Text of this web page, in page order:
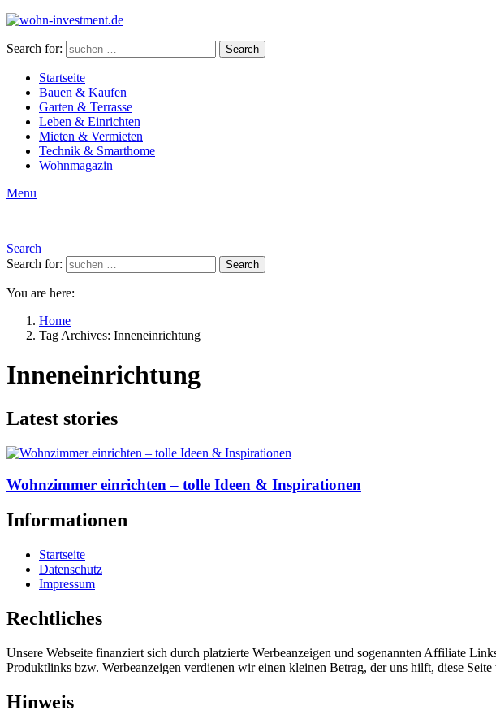
Search for: Search
Startseite
Bauen & Kaufen
Garten & Terrasse
Leben & Einrichten
Mieten & Vermieten
Technik & Smarthome
Wohnmagazin
Menu
Search
Search for:
Search
You are here:
Home
Tag Archives: Inneneinrichtung
Inneneinrichtung
Latest stories
Wohnzimmer einrichten – tolle Ideen & Inspirationen
Informationen
Startseite
Datenschutz
Impressum
Rechtliches
Unsere Webseite finanziert sich durch platzierte Werbeanzeigen und sogenannten Affiliate
Produktlinks bzw. Werbeanzeigen verdienen wir einen kleinen Betrag, der uns hilft, diese Seite
Hinweis